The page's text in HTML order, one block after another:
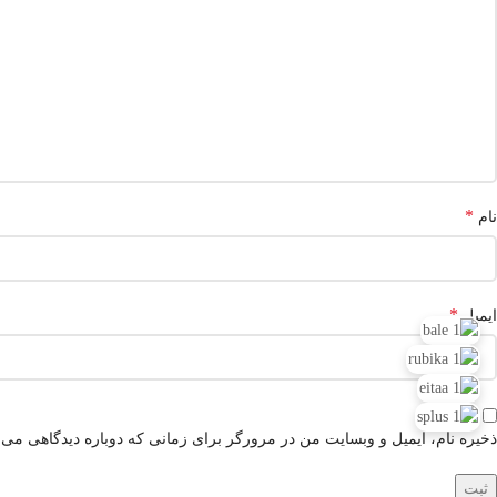
نام *
ایمیل *
ذخیره نام، ایمیل و وبسایت من در مرورگر برای زمانی که دوباره دیدگاهی